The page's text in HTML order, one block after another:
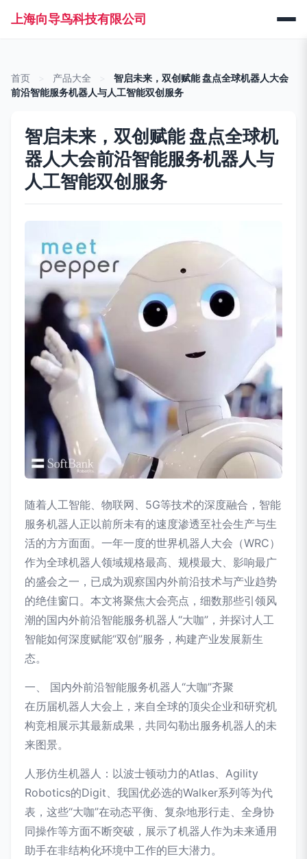
上海向导鸟科技有限公司
首页 产品大全
智启未来，双创赋能 盘点全球机器人大会
前沿智能服务机器人与人工智能双创服务
智启未来，双创赋能 盘点全球机
器人大会前沿智能服务机器人与
人工智能双创服务
随着人工智能、物联网、5G等技术的深度融合，智能
服务机器人正以前所未有的速度渗透至社会生产与生
活的方方面面。一年一度的世界机器人大会（WRC）
作为全球机器人领域规格最高、规模最大、影响最广
的盛会之一，已成为观察国内外前沿技术与产业趋势
的绝佳窗口。本文将聚焦大会亮点，细数那些引领风
潮的国内外前沿智能服务机器人“大咖”，并探讨人工
智能如何深度赋能“双创”服务，构建产业发展新生
态。
一、 国内外前沿智能服务机器人“大咖”齐聚
在历届机器人大会上，来自全球的顶尖企业和研究机
构竞相展示其最新成果，共同勾勒出服务机器人的未
来图景。
人形仿生机器人：以波士顿动力的Atlas、Agility
Robotics的Digit、我国优必选的Walker系列等为代
表，这些“大咖”在动态平衡、复杂地形行走、全身协
同操作等方面不断突破，展示了机器人作为未来通用
助手在非结构化环境中工作的巨大潜力。